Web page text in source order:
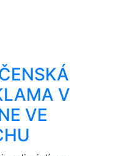
V
VE